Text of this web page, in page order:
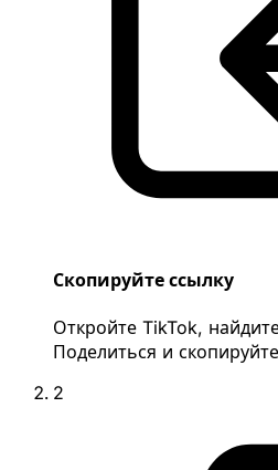
Скопируйте ссылку
Откройте TikTok,
Поделиться и
2